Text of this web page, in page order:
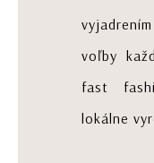
voľby
fast
lokálne